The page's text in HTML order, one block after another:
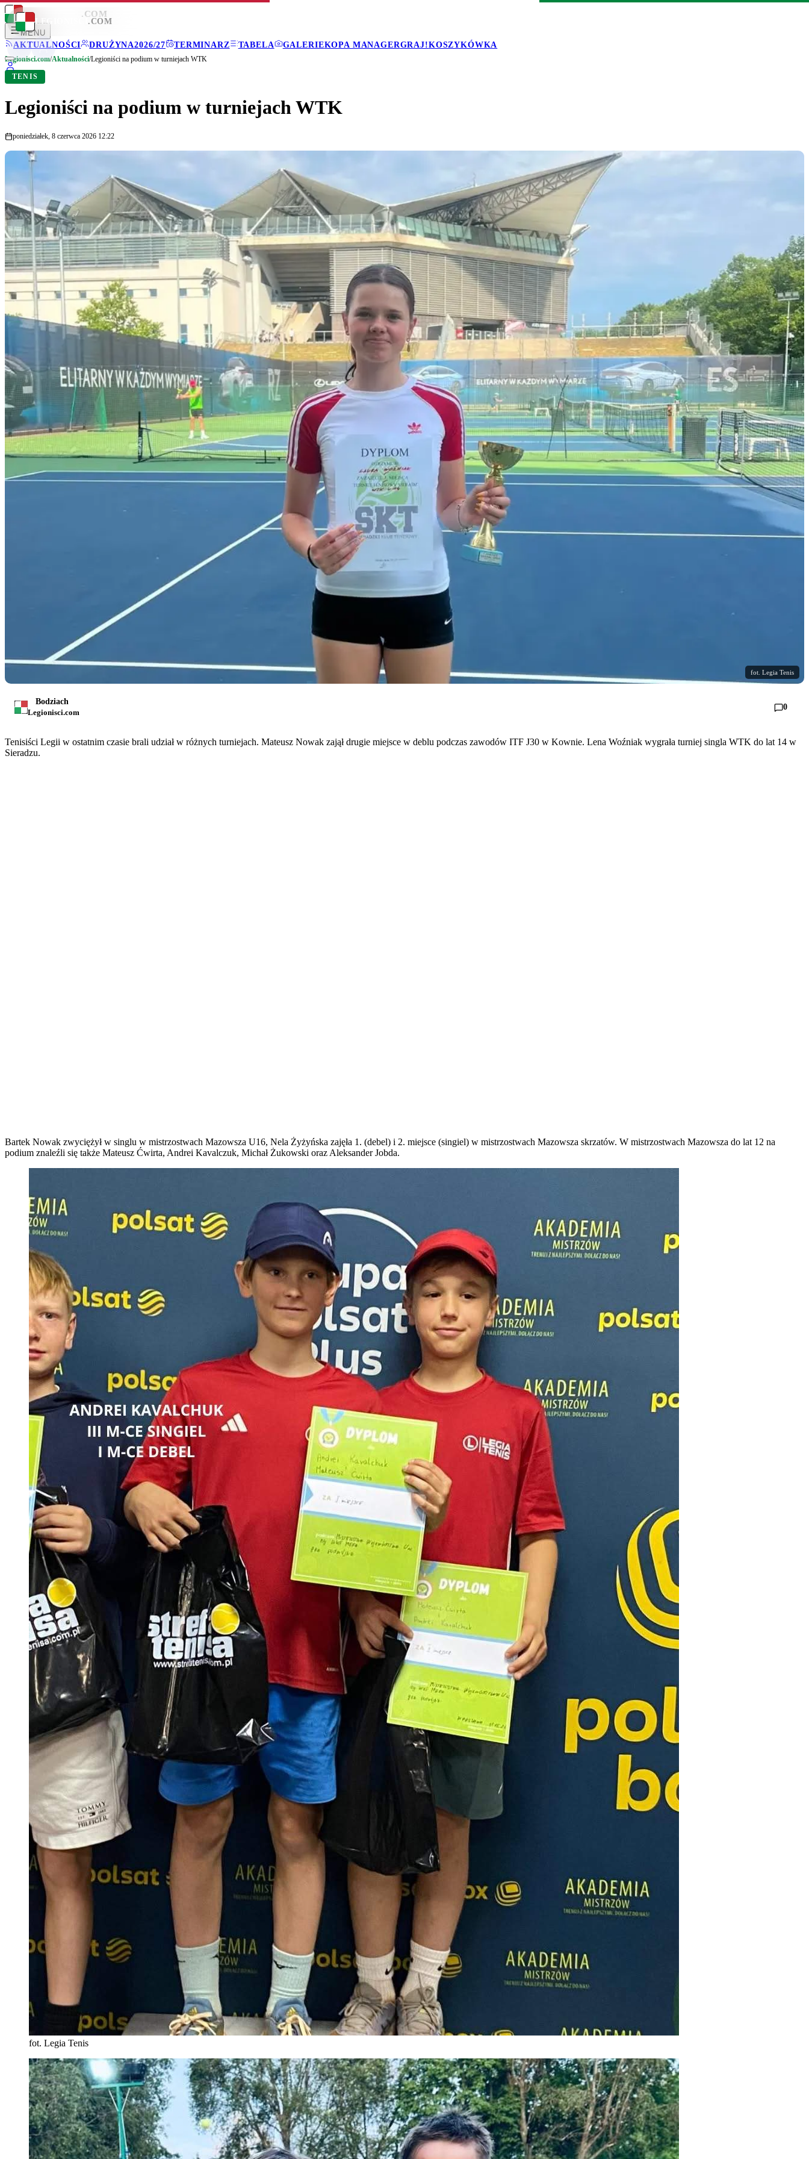
LEGIONISCI .COM
MENU
AKTUALNOŚCI
DRUŻYNA2026/27 TERMINARZ TABELA GALERIEKOPA MANAGERGRAJ!KOSZYKÓWKA
LEGIONISCI .COM
Legionisci.com/Aktualności/Legioniści na podium w turniejach WTK
TENIS
Legioniści na podium w turniejach WTK
poniedziałek, 8 czerwca 2026 12:22
fot. Legia Tenis
Bodziach
Legionisci.com
0
Tenisiści Legii w ostatnim czasie brali udział w różnych turniejach. Mateusz Nowak zajął drugie miejsce w deblu podczas zawodów ITF J30 w Kownie. Lena Woźniak wygrała turniej singla WTK do lat 14 w
Sieradzu.
Bartek Nowak zwyciężył w singlu w mistrzostwach Mazowsza U16, Nela Żyżyńska zajęła 1. (debel) i 2. miejsce (singiel) w mistrzostwach Mazowsza skrzatów. W mistrzostwach Mazowsza do lat 12 na
podium znaleźli się także Mateusz Ćwirta, Andrei Kavalczuk, Michał Żukowski oraz Aleksander Jobda.
fot. Legia Tenis